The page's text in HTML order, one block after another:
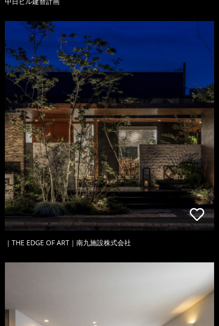
｜THE EDGE OF ART｜南九施設株式会社